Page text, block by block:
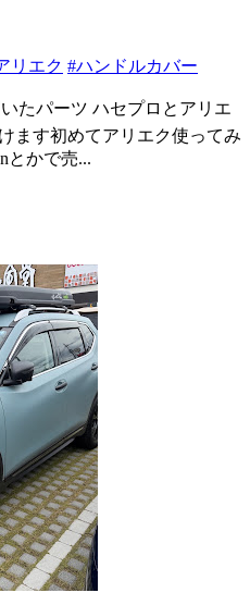
リエク #ハンドルカバー
たパーツ ハセプロとアリエ
ます初めてアリエク使ってみ
とかで売...